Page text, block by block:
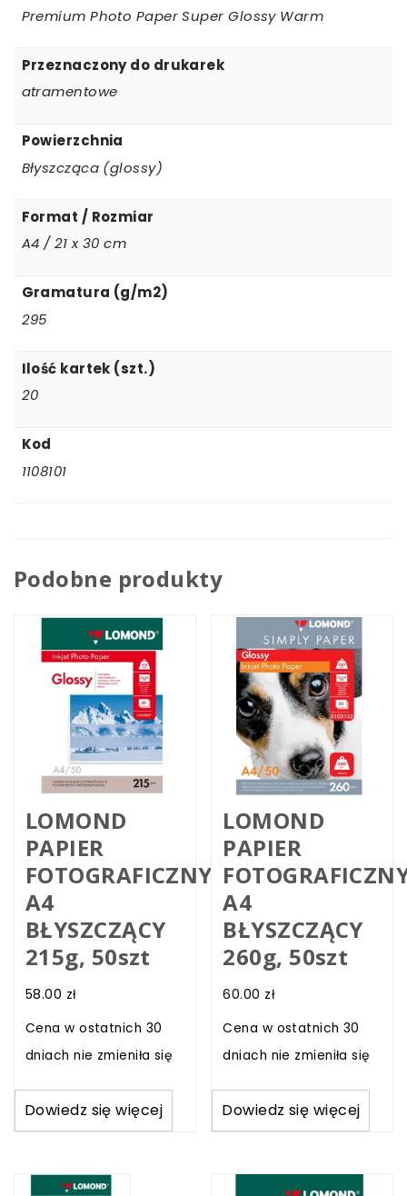
Premium Photo Paper Super Glossy Warm
Przeznaczony do drukarek
atramentowe
Powierzchnia
Błyszcząca (glossy)
Format / Rozmiar
A4 / 21 x 30 cm
Gramatura (g/m2)
295
Ilość kartek (szt.)
20
Kod
1108101
Podobne produkty
LOMOND
PAPIER
FOTOGRAFICZNY
A4
BŁYSZCZĄCY
215g, 50szt
58.00 zł
Cena w ostatnich 30
dniach nie zmieniła się
Dowiedz się więcej
LOMOND
PAPIER
A4
BŁYSZCZĄCY
260g, 50szt
60.00 zł
Cena w ostatnich 30
dniach nie zmieniła się
Dowiedz się więcej